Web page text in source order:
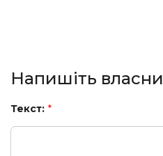
Напишіть
Текст: *